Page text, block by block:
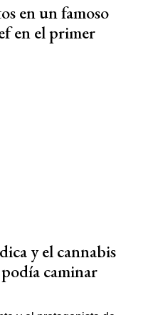
en un famoso
en el primer
y el cannabis
caminar